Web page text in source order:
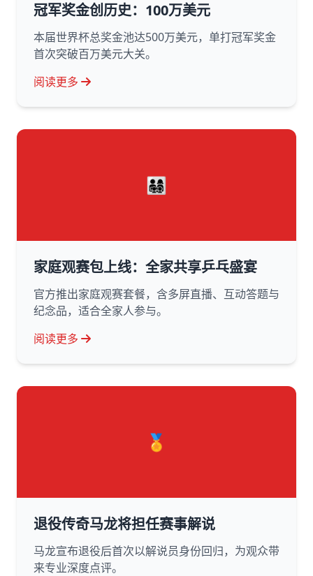
冠军奖金创历史：100万美元
本届世界杯总奖金池达500万美元，单打冠军奖金
首次突破百万美元大关。
阅读更多
👨‍👩‍👧‍👦
家庭观赛包上线：全家共享乒乓盛宴
官方推出家庭观赛套餐，含多屏直播、互动答题与
纪念品，适合全家人参与。
阅读更多
🏅
退役传奇马龙将担任赛事解说
马龙宣布退役后首次以解说员身份回归，为观众带
来专业深度点评。